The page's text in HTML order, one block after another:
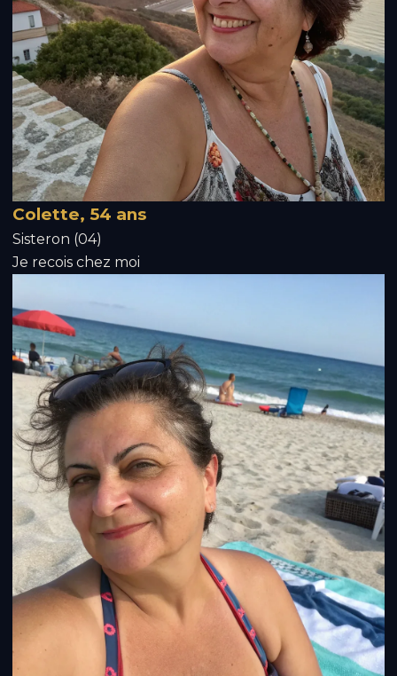
Colette, 54 ans
Sisteron (04)
Je recois chez moi